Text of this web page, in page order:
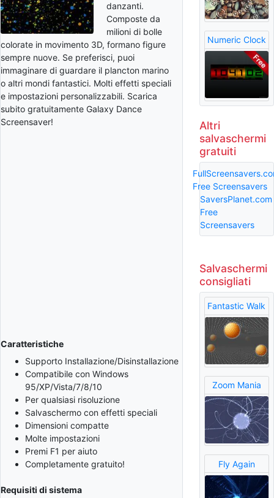
danzanti.
Composte da
milioni di bolle
colorate in movimento 3D, formano figure
sempre nuove. Se preferisci, puoi
immaginare di guardare il plancton marino
o altri mondi fantastici. Molti effetti speciali
e impostazioni personalizzabili. Scarica
subito gratuitamente Galaxy Dance
Screensaver!
Caratteristiche
Supporto Installazione/Disinstallazione
Compatibile con Windows
95/XP/Vista/7/8/10
Per qualsiasi risoluzione
Salvaschermo con effetti speciali
Dimensioni compatte
Molte impostazioni
Premi F1 per aiuto
Completamente gratuito!
Requisiti di sistema
Numeric Clock
Altri
salvaschermi
gratuiti
Free Screensavers
SaversPlanet.com
Free
Screensavers
Salvaschermi
consigliati
Fantastic Walk
Zoom Mania
Fly Again